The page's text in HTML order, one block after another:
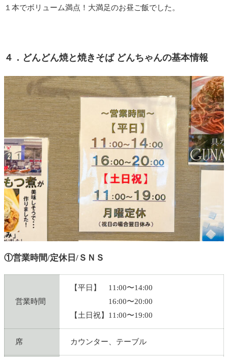
１本でボリューム満点！大満足のお昼ご飯でした。
４．どんどん焼と焼きそば どんちゃんの基本情報
①営業時間/定休日/ＳＮＳ
営業時間
【平日】 11:00〜14:00
16:00〜20:00
【土日祝】11:00〜19:00
席 カウンター、テーブル